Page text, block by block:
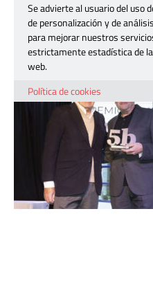
19 diciembre, 2024
Se advierte al usuario del uso
de personalización y de
para mejorar nuestros
estrictamente estadística de
web.
Política de cookies